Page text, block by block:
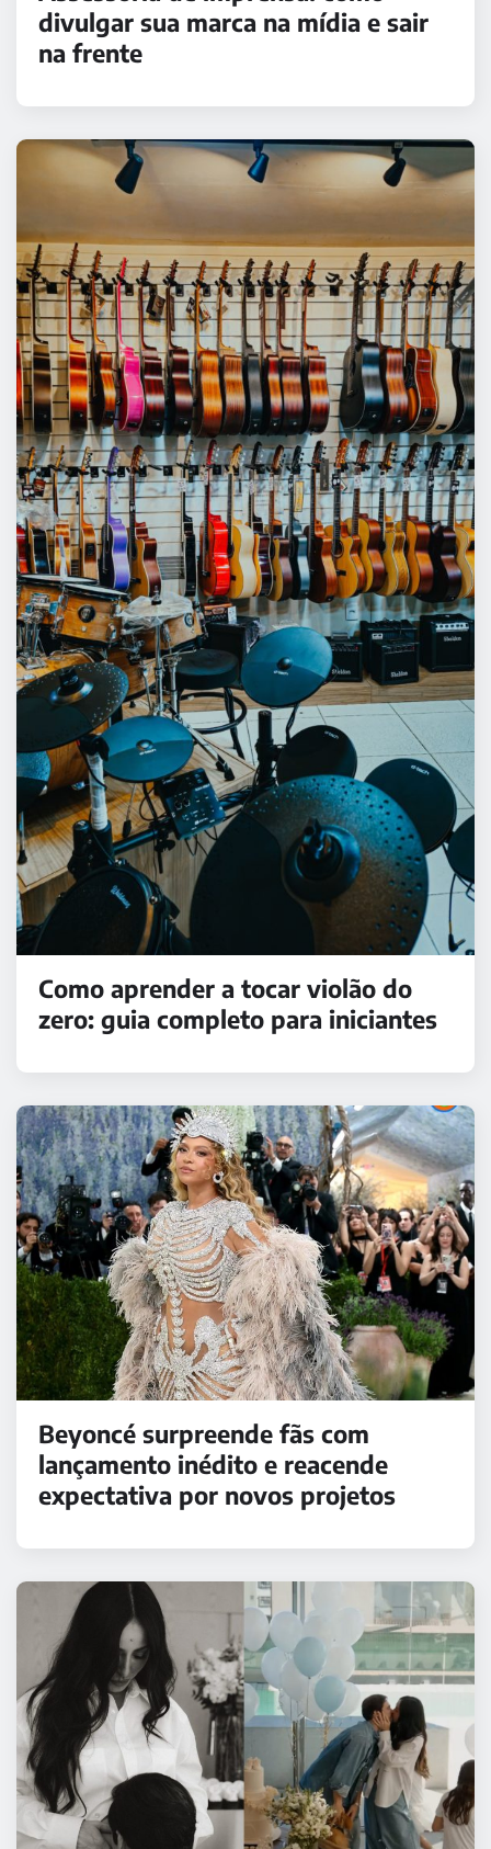
divulgar sua marca na mídia e sair
na frente
Como aprender a tocar violão do
zero: guia completo para iniciantes
Beyoncé surpreende fãs com
lançamento inédito e reacende
expectativa por novos projetos